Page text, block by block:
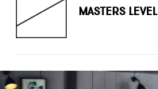
MASTERS LEVEL